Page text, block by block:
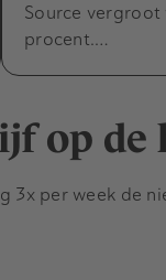
Source vergroot
procent.…
op de
3x per week de